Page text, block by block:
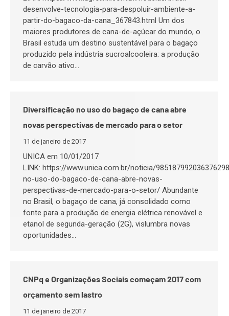
desenvolve-tecnologia-para-despoluir-ambiente-a-
partir-do-bagaco-da-cana_367843.html Um dos
maiores produtores de cana-de-açúcar do mundo, o
Brasil estuda um destino sustentável para o bagaço
produzido pela indústria sucroalcooleira: a produção
de carvão ativo…
Diversificação no uso do bagaço de cana abre
novas perspectivas de mercado para o setor
11 de janeiro de 2017
UNICA em 10/01/2017
LINK: https://www.unica.com.br/noticia/
no-uso-do-bagaco-de-cana-abre-novas-
perspectivas-de-mercado-para-o-setor/ Abundante
no Brasil, o bagaço de cana, já consolidado como
fonte para a produção de energia elétrica renovável e
etanol de segunda-geração (2G), vislumbra novas
oportunidades…
CNPq e Organizações Sociais começam 2017 com
orçamento sem lastro
11 de janeiro de 2017